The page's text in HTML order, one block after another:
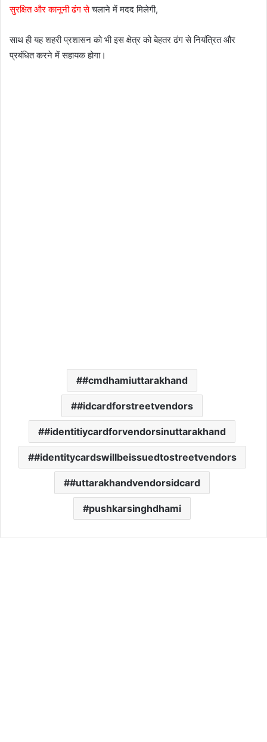
सुरक्षित और कानूनी ढंग सेचलाने में मदद मिलेगी,
साथ ही यह शहरी प्रशासन को भी इस क्षेत्र को बेहतर ढंग से नियंत्रित और
प्रबंधित करने में सहायक होगा।
#cmdhamiuttarakhand
#idcardforstreetvendors
#identitiycardforvendorsinuttarakhand
#identitycardswillbeissuedtostreetvendors
#uttarakhandvendorsidcard
pushkarsinghdhami